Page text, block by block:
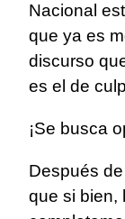
Nacional
que ya es
discurso
es el de
¡Se busca
Después
que si bien,